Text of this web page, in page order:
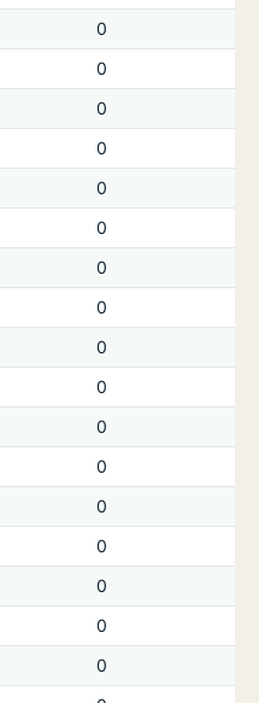
0
0
0
0
0
0
0
0
0
0
0
0
0
0
0
0
0